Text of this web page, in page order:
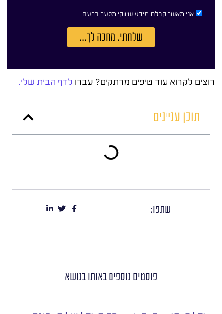
אני מאשר קבלת מידע שיווקי מסער ברעם
שלחתי. מחכה לך...
רוצים לקרוא עוד טיפים מרתקים? עברו לדף הבית שלי.
תוכן עניינים
שתפו:
פוסטים נוספים באותו בנושא